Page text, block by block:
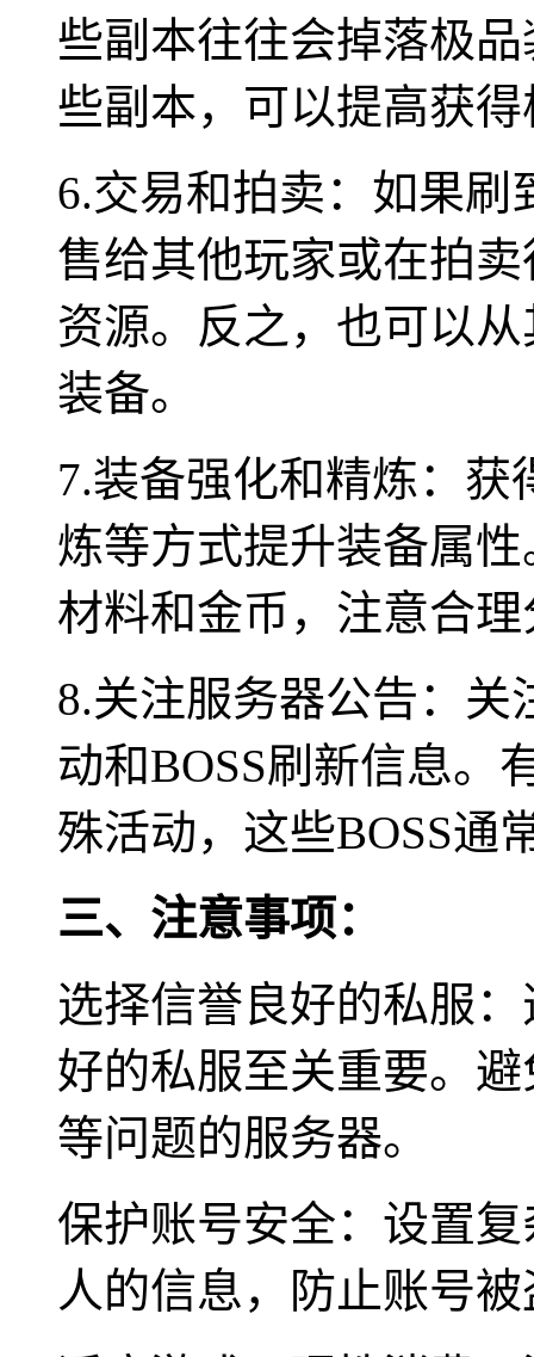
些副本往往会掉落极
些副本，可以提高获
6.交易和拍卖：如果
售给其他玩家或在拍
资源。反之，也可以
装备。
7.装备强化和精炼：
炼等方式提升装备属
材料和金币，注意合
8.关注服务器公告：
动和BOSS刷新信息。
殊活动，这些BOSS通
三、注意事项：
选择信誉良好的私服
好的私服至关重要。
等问题的服务器。
保护账号安全：设置
人的信息，防止账号